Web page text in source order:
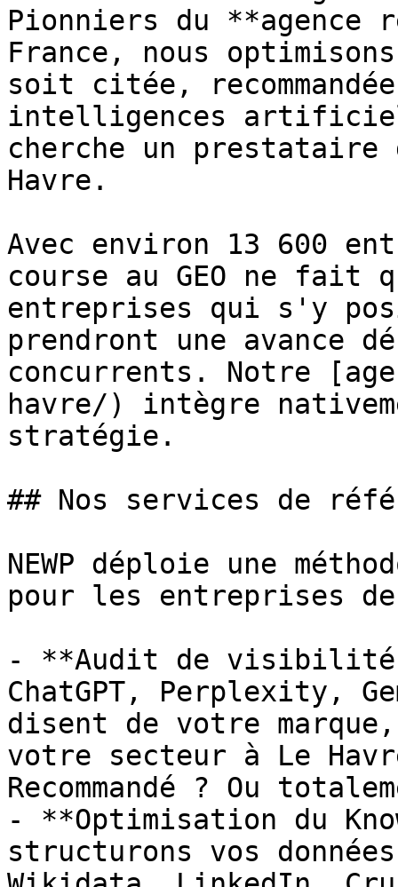
Pionniers du **agence
France, nous
soit citée,
intelligences
cherche un prestataire
Havre.
Avec environ 13 600
course au GEO ne fait
entreprises qui s'y
prendront une avance
concurrents. Notre
havre/) intègre
stratégie.
## Nos services de
NEWP déploie une
pour les entreprises
- **Audit de visibilité
ChatGPT, Perplexity,
disent de votre
votre secteur à Le
Recommandé ? Ou
- **Optimisation du
structurons vos